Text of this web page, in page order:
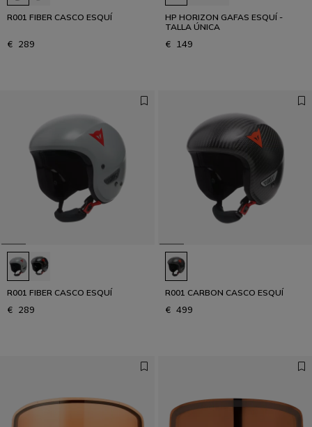
R001 FIBER CASCO ESQUÍ
€ 289
HP HORIZON GAFAS ESQUÍ -
TALLA ÚNICA
€ 149
R001 FIBER CASCO ESQUÍ
€ 289
R001 CARBON CASCO ESQUÍ
€ 499